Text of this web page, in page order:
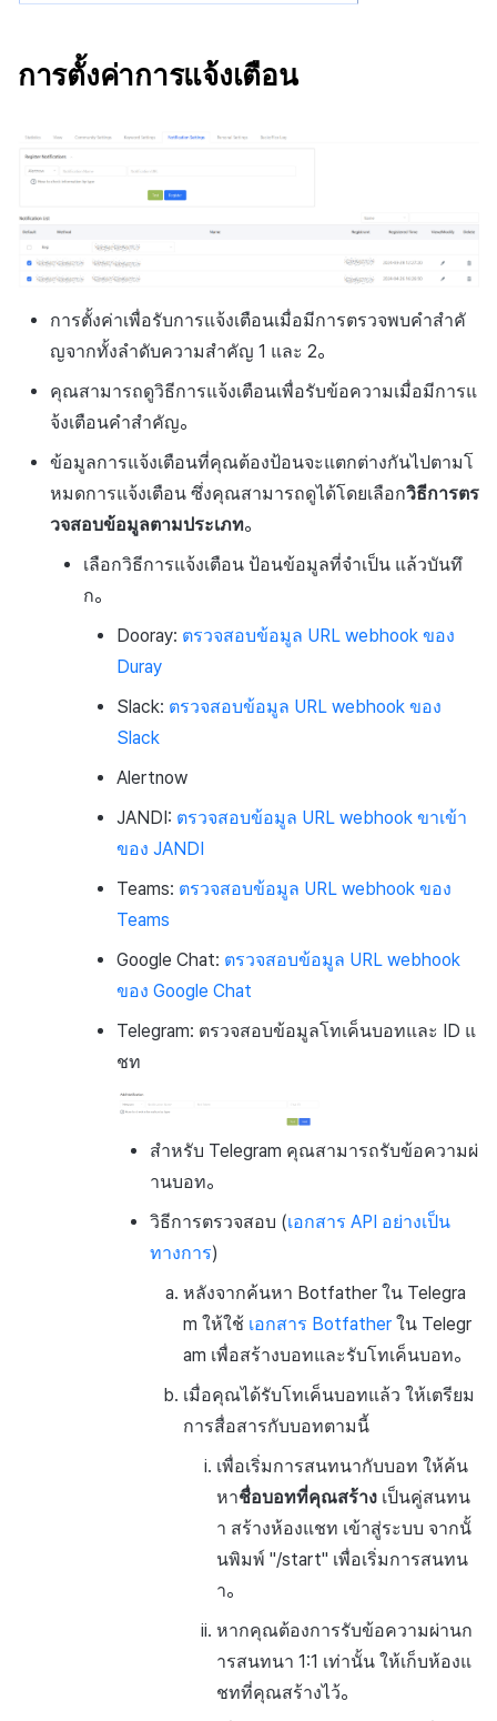
การตั้งค่าการแจ้งเตือน
การตั้งค่าเพื่อรับการแจ้งเตือนเมื่อมีการตรวจพบคำสำคั
ญจากทั้งลำดับความสำคัญ 1 และ 2。
คุณสามารถดูวิธีการแจ้งเตือนเพื่อรับข้อความเมื่อมีการแ
จ้งเตือนคำสำคัญ。
ข้อมูลการแจ้งเตือนที่คุณต้องป้อนจะแตกต่างกันไปตามโ
หมดการแจ้งเตือน ซึ่งคุณสามารถดูได้โดยเลือกวิธีการตร
วจสอบข้อมูลตามประเภท。
เลือกวิธีการแจ้งเตือน ป้อนข้อมูลที่จำเป็น แล้วบันทึ
ก。
Dooray: ตรวจสอบข้อมูล URL webhook ของ
Duray
Slack: ตรวจสอบข้อมูล URL webhook ของ
Slack
Alertnow
JANDI: ตรวจสอบข้อมูล URL webhook ขาเข้า
ของ JANDI
Teams: ตรวจสอบข้อมูล URL webhook ของ
Teams
Google Chat: ตรวจสอบข้อมูล URL webhook
ของ Google Chat
Telegram: ตรวจสอบข้อมูลโทเค็นบอทและ ID แ
ชท
สำหรับ Telegram คุณสามารถรับข้อความผ่
านบอท。
วิธีการตรวจสอบ (เอกสาร API อย่างเป็น
ทางการ)
หลังจากค้นหา Botfather ใน Telegra
m ให้ใช้ เอกสาร Botfatherใน Telegr
am เพื่อสร้างบอทและรับโทเค็นบอท。
เมื่อคุณได้รับโทเค็นบอทแล้ว ให้เตรียม
การสื่อสารกับบอทตามนี้
เพื่อเริ่มการสนทนากับบอท ให้ค้น
หาชื่อบอทที่คุณสร้างเป็นคู่สนทน
า สร้างห้องแชท เข้าสู่ระบบ จากนั้
นพิมพ์ "/start" เพื่อเริ่มการสนทน
า。
หากคุณต้องการรับข้อความผ่านก
ารสนทนา 1:1 เท่านั้น ให้เก็บห้องแ
ชทที่คุณสร้างไว้。